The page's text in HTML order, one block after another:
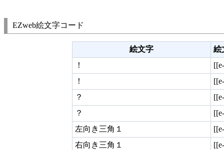
EZweb絵文字コード
絵文字
絵
！
！
？
？
左向き三角１
右向き三角１